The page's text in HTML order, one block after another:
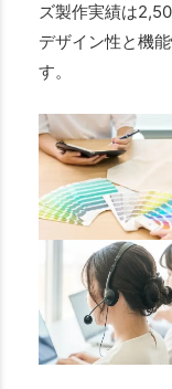
ズ製作実績は
デザイン性と機
す。